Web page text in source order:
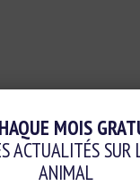
faveur du bien-
MOIS
ACTUALITÉS SUR
ANIMAL